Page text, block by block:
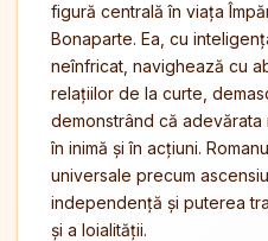
figură centrală în viața
Bonaparte. Ea, cu
neînfricat, navighează cu
relațiilor de la curte,
demonstrând că
în inimă și în acțiuni.
universale precum
independență și puterea
și a loialității.